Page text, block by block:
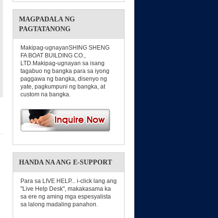
MAGPADALA NG
PAGTATANONG
Makipag-ugnayanSHING SHENG
FA BOAT BUILDING CO.,
LTD.Makipag-ugnayan sa isang
tagabuo ng bangka para sa iyong
paggawa ng bangka, disenyo ng
yate, pagkumpuni ng bangka, at
custom na bangka.
HANDA NA ANG E-SUPPORT
Para sa LIVE HELP... i-click lang ang
"Live Help Desk", makakasama ka
sa ere ng aming mga espesyalista
sa lalong madaling panahon.